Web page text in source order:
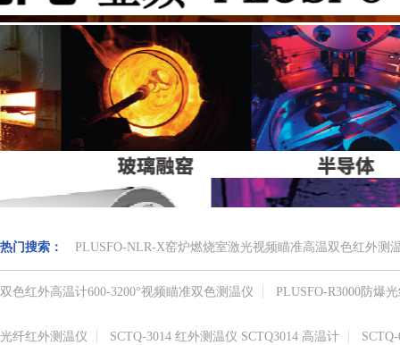
热门搜索： PLUSFO-NLR-X窑炉燃烧室激光视频瞄准高温双色红外测
双色红外高温计​600-3200°视频瞄准​双色测温仪 PLUSFO-R3000防爆
光纤红外测温仪 SCTQ-3014 红外测温仪 SCTQ3014 高温计